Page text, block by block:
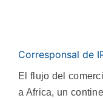
Corresponsal de
El flujo del
a Africa, un